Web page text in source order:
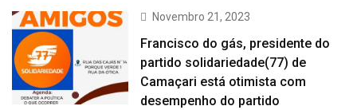
Novembro 21, 2023
Francisco do gás, presidente do
partido solidariedade(77) de
Camaçari está otimista com
desempenho do partido